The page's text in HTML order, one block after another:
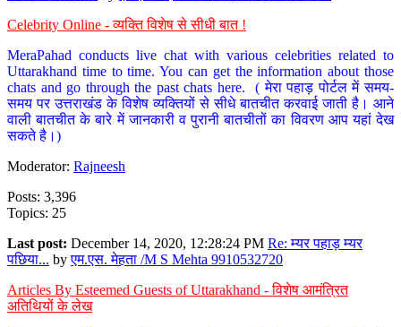
Celebrity Online - व्यक्ति विशेष से सीधी बात !
MeraPahad conducts live chat with various celebrities related to
Uttarakhand time to time. You can get the information about those
chats and go through the past chats here. ( मेरा पहाड़ पोर्टल में समय-
समय पर उत्तराखंड के विशेष व्यक्तियों से सीधे बातचीत करवाई जाती है। आने
वाली बातचीत के बारे में जानकारी व पुरानी बातचीतों का विवरण आप यहां देख
सकते है।)
Moderator: Rajneesh
Posts: 3,396
Topics: 25
Last post: December 14, 2020, 12:28:24 PM Re: म्यर पहाड़ म्यर
पछिया... byएम.एस. मेहता /M S Mehta 9910532720
Articles By Esteemed Guests of Uttarakhand - विशेष आमंत्रित
अतिथियों के लेख